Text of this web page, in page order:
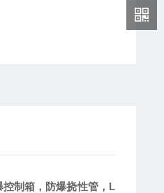
控制箱，防爆挠性管，L